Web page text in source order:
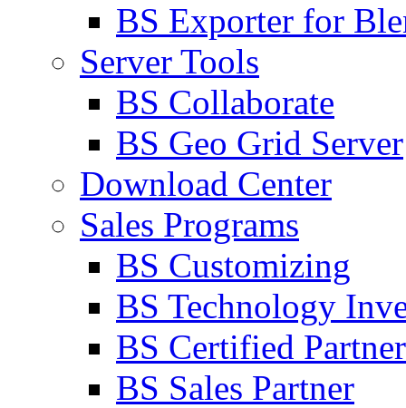
BS Exporter for
Server Tools
BS Collaborate
BS Geo Grid Server
Download Center
Sales Programs
BS Customizing
BS Technology
BS Certified Partner
BS Sales Partner